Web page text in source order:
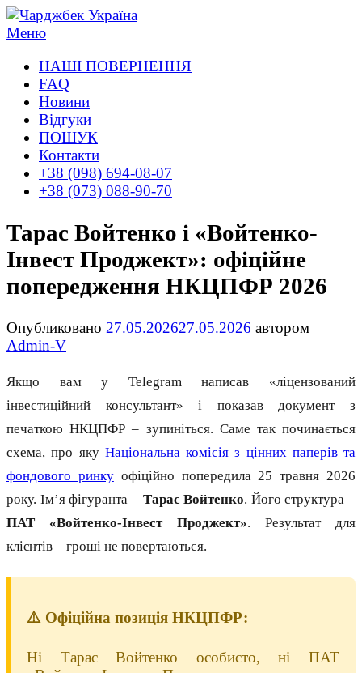
Перейти
к
Меню
НАШІ ПОВЕРНЕННЯ
FAQ
Новини
Відгуки
ПОШУК
Контакти
+38 (098) 694-08-07
+38 (073) 088-90-70
Тарас Войтенко і «Войтенко-
Інвест Проджект»: офіційне
попередження НКЦПФР 2026
Опубликовано 27.05.202627.05.2026 автором
Admin-V
Якщо вам у Telegram написав «ліцензований
інвестиційний консультант» і показав документ з
печаткою НКЦПФР – зупиніться. Саме так починається
схема, про яку Національна комісія з цінних паперів та
фондового ринкуофіційно попередила 25 травня 2026
року. Ім’я фігуранта – Тарас Войтенко. Його структура –
ПАТ «Войтенко-Інвест Проджект». Результат для
клієнтів – гроші не повертаються.
⚠️ Офіційна позиція НКЦПФР:
Ні Тарас Войтенко особисто, ні ПАТ